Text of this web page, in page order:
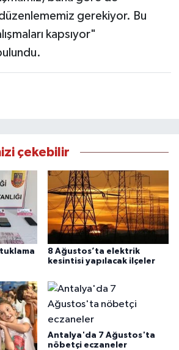
gerekiyor. Bu
kapsıyor"
çekebilir
8 Ağustos’ta elektrik
kesintisi yapılacak ilçeler
Antalya'da 7 Ağustos'ta
nöbetçi eczaneler